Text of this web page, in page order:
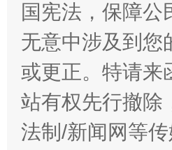
揭开“小金库”的免责幌
国宪法，保障
无意中涉及到您
或更正。特请来
站有权先行撤除
法制/新闻网等